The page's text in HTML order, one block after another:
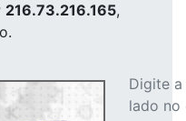
216.73.216.165,
Digite
lado no